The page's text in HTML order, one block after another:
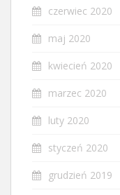
czerwiec 2020
maj 2020
kwiecień 2020
marzec 2020
luty 2020
styczeń 2020
grudzień 2019